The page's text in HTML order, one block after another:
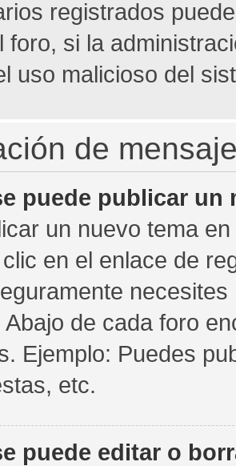
registrados
foro, si la
uso malicioso del
de
puede publicar un
un nuevo tema
en el enlace de
Abajo de cada foro
Ejemplo: Puedes
etc.
puede editar o